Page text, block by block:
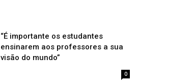
“É importante os estudantes
ensinarem aos professores a sua
visão do mundo”
0